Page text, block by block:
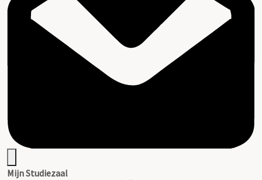
Mijn Studiezaal